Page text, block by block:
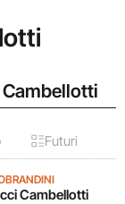
Futuri
Cambellotti